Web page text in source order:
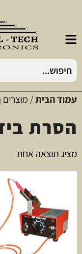
עמוד הבית/ מוצרים
הסרת
מציג תוצאה אחת